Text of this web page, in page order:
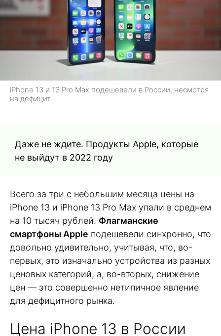
iPhone 13 и 13 Pro Max подешевели в России, несмотря
на дефицит
Даже не ждите. Продукты Apple, которые
не выйдут в 2022 году
Всего за три с небольшим месяца цены на
iPhone 13 и iPhonе 13 Pro Max упали в среднем
на 10 тысяч рублей. Флагманские
смартфоны Apple подешевели синхронно, что
довольно удивительно, учитывая, что, во-
первых, это изначально устройства из разных
ценовых категорий, а, во-вторых, снижение
цен — это совершенно нетипичное явление
для дефицитного рынка.
Цена iPhone 13 в России